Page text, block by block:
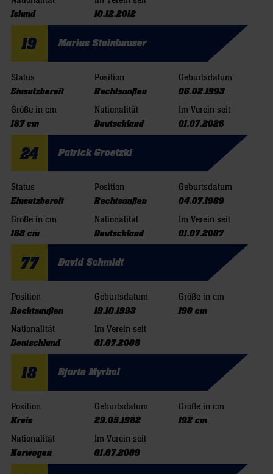
Island
10.12.2012
19 Marius Steinhauser
Status
Einsatzbereit
Position
Rechtsaußen
Geburtsdatum
06.02.1993
Größe in cm
187 cm
Nationalität
Deutschland
Im Verein seit
01.07.2026
24 Patrick Groetzki
Status
Einsatzbereit
Position
Rechtsaußen
Geburtsdatum
04.07.1989
Größe in cm
188 cm
Nationalität
Deutschland
Im Verein seit
01.07.2007
77 David Schmidt
Position
Rechtsaußen
Geburtsdatum
19.10.1993
Größe in cm
190 cm
Nationalität
Deutschland
Im Verein seit
01.07.2008
18 Bjarte Myrhol
Position
Kreis
Geburtsdatum
29.05.1982
Größe in cm
192 cm
Nationalität
Norwegen
Im Verein seit
01.07.2009